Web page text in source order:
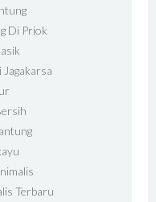
Di Priok
Terbaru